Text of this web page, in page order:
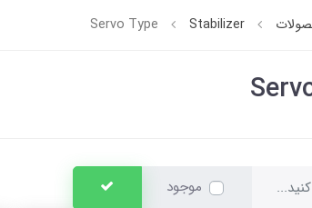
Stabilizer
Servo Type
موجود